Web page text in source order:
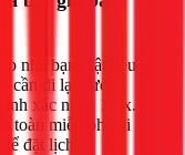
nhà bạn, vật liệu
cần đi lại đường
xác nhất, 1Fix.vn
toàn miễn phí tại
đặt lịch.